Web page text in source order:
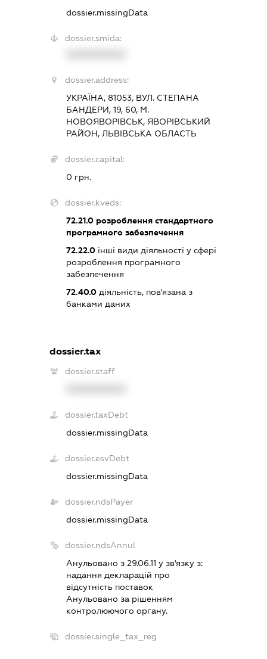
dossier.missingData
dossier.smida:
dossier.address:
УКРАЇНА, 81053, ВУЛ. СТЕПАНА
БАНДЕРИ, 19, 60, М.
НОВОЯВОРІВСЬК, ЯВОРІВСЬКИЙ
РАЙОН, ЛЬВІВСЬКА ОБЛАСТЬ
dossier.capital:
0 грн.
dossier.kveds:
72.21.0 розроблення стандартного
програмного забезпечення
72.22.0 інші види діяльності у сфері
розроблення програмного
забезпечення
72.40.0 діяльність, пов'язана з
банками даних
dossier.tax
dossier.staff
dossier.taxDebt
dossier.missingData
dossier.esvDebt
dossier.missingData
dossier.ndsPayer
dossier.missingData
dossier.ndsAnnul
Анульовано з 29.06.11 у зв'язку з:
надання декларацiй про
вiдсутнiсть поставок
Анульовано за рiшенням
контролюючого органу.
dossier.single_tax_reg